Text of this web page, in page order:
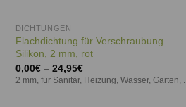
DICHTUNGEN
Flachdichtung für Verschraubung
Silikon, 2 mm, rot
0,00€– 24,95€
2 mm, für Sanitär, Heizung, Wasser, Garten, ...